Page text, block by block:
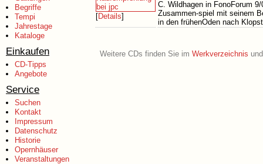
Begriffe
Tempi
Jahrestage
Kataloge
Einkaufen
CD-Tipps
Angebote
Service
Suchen
Kontakt
Impressum
Datenschutz
Historie
Opernhäuser
Veranstaltungen
[Details]
C. Wildhagen in FonoForum
Zusammen-spiel mit seinem
in den frühenOden nach
Weitere CDs finden Sie im Werkverzeichnis